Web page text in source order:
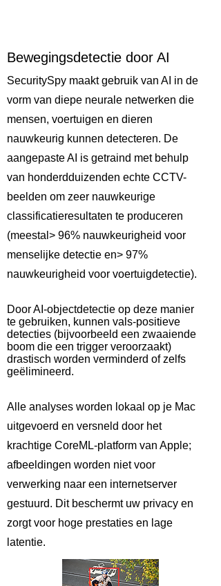
Bewegingsdetectie door AI
SecuritySpy maakt gebruik van AI in de
vorm van diepe neurale netwerken die
mensen, voertuigen en dieren
nauwkeurig kunnen detecteren. De
aangepaste AI is getraind met behulp
van honderdduizenden echte CCTV-
beelden om zeer nauwkeurige
classificatieresultaten te produceren
(meestal> 96% nauwkeurigheid voor
menselijke detectie en> 97%
nauwkeurigheid voor voertuigdetectie).
Door AI-objectdetectie op deze manier
te gebruiken, kunnen vals-positieve
detecties (bijvoorbeeld een zwaaiende
boom die een trigger veroorzaakt)
drastisch worden verminderd of zelfs
geëlimineerd.
Alle analyses worden lokaal op je Mac
uitgevoerd en versneld door het
krachtige CoreML-platform van Apple;
afbeeldingen worden niet voor
verwerking naar een internetserver
gestuurd. Dit beschermt uw privacy en
zorgt voor hoge prestaties en lage
latentie.